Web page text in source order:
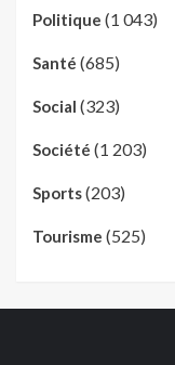
Politique (1 043)
Santé (685)
Social (323)
Société (1 203)
Sports(203)
Tourisme (525)